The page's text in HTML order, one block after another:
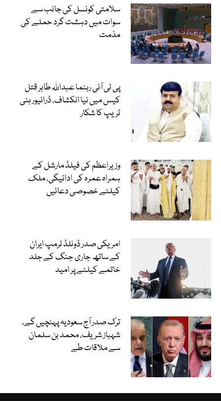
سلامتی کونسل کی جانب سے
سوات میں دہشت گرد حملے کی
مذمت
پی ٹی آئی رہنما عبداللہ طاہر قتل
کیس میں نیا انکشاف، ڈرائیور ہنی
ٹریپ کا شکار
وزیراعظم کی فیلڈ مارشل کے
ہمراہ عمرہ کی ادائیگی، ملک
کیلئے خصوصی دعائیں
امریکی صدر ڈونلڈ ٹرمپ ایران
کے ساتھ جاری جنگ کے جلد
خاتمے کیلئے پر امید
ترک صدر آج سعودیہ پہنچیں گے،
شہباز شریف، محمد بن سلمان
سے ملاقات طے